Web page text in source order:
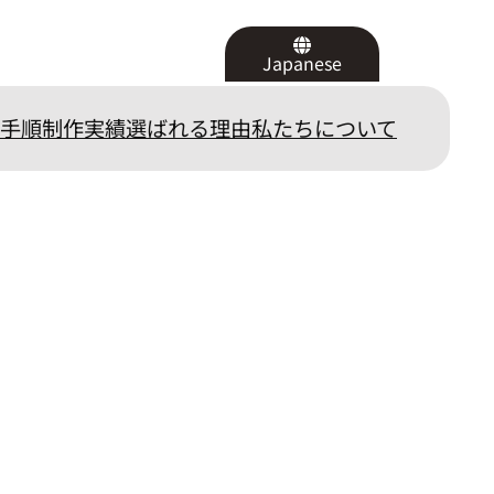
順制作実績選ばれる理由私たちについて
Japanese